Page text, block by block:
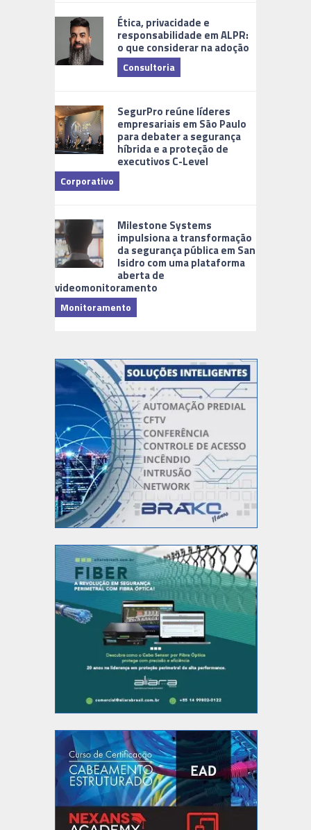
Ética, privacidade e
responsabilidade em ALPR:
o que considerar na adoção
Consultoria
SegurPro reúne líderes
empresariais em São Paulo
para debater a segurança
híbrida e a proteção de
executivos C-Level
Corporativo
Milestone Systems
impulsiona a transformação
da segurança pública em San
Isidro com uma plataforma
aberta de
videomonitoramento
Monitoramento